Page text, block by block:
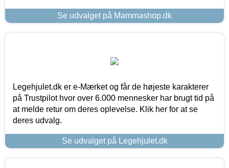
Se udvalget på Mammashop.dk
Legehjulet.dk er e-Mærket og får de højeste karakterer
på Trustpilot hvor over 6.000 mennesker har brugt tid på
at melde retur om deres oplevelse. Klik her for at se
deres udvalg.
Se udvalget på Legehjulet.dk